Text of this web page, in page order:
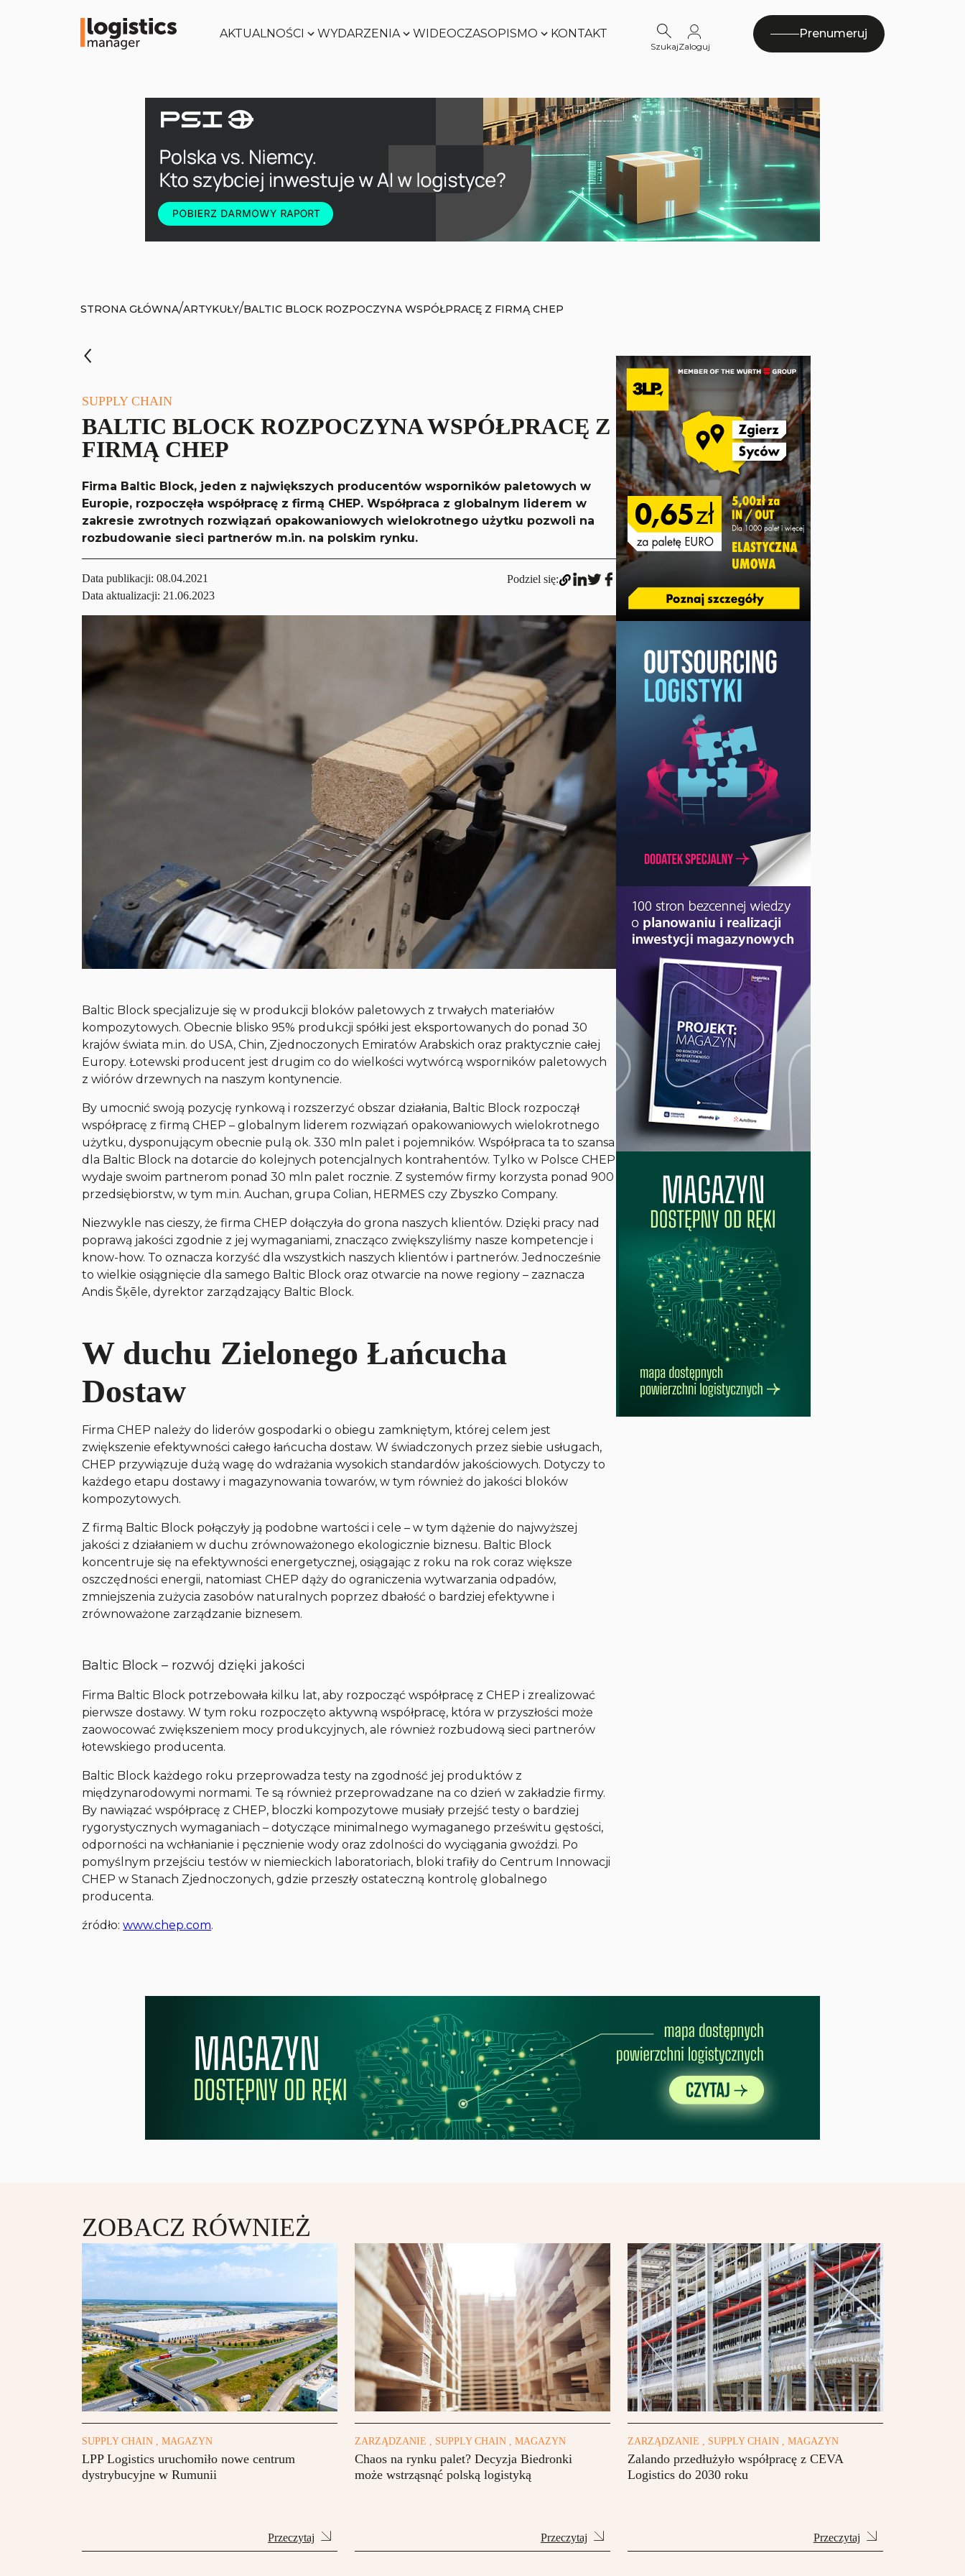
AKTUALNOŚCI WYDARZENIA
Zobacz
WIDEOCZASOPISMO
Zobacz
KONTAKT
SzukajZaloguj
Prenumeruj
Zobacz
STRONA GŁÓWNA/ARTYKUŁY/BALTIC BLOCK ROZPOCZYNA WSPÓŁPRACĘ Z FIRMĄ CHEP
SUPPLY CHAIN
BALTIC BLOCK ROZPOCZYNA WSPÓŁPRACĘ Z
FIRMĄ CHEP
Firma Baltic Block, jeden z największych producentów wsporników paletowych w
Europie, rozpoczęła współpracę z firmą CHEP. Współpraca z globalnym liderem w
zakresie zwrotnych rozwiązań opakowaniowych wielokrotnego użytku pozwoli na
rozbudowanie sieci partnerów m.in. na polskim rynku.
Data publikacji:08.04.2021
Data aktualizacji: 21.06.2023
Podziel się:
Baltic Block specjalizuje się w produkcji bloków paletowych z trwałych materiałów
kompozytowych. Obecnie blisko 95% produkcji spółki jest eksportowanych do ponad 30
krajów świata m.in. do USA, Chin, Zjednoczonych Emiratów Arabskich oraz praktycznie całej
Europy. Łotewski producent jest drugim co do wielkości wytwórcą wsporników paletowych
z wiórów drzewnych na naszym kontynencie.
By umocnić swoją pozycję rynkową i rozszerzyć obszar działania, Baltic Block rozpoczął
współpracę z firmą CHEP – globalnym liderem rozwiązań opakowaniowych wielokrotnego
użytku, dysponującym obecnie pulą ok. 330 mln palet i pojemników. Współpraca ta to szansa
dla Baltic Block na dotarcie do kolejnych potencjalnych kontrahentów. Tylko w Polsce CHEP
wydaje swoim partnerom ponad 30 mln palet rocznie. Z systemów firmy korzysta ponad 900
przedsiębiorstw, w tym m.in. Auchan, grupa Colian, HERMES czy Zbyszko Company.
Niezwykle nas cieszy, że firma CHEP dołączyła do grona naszych klientów. Dzięki pracy nad
poprawą jakości zgodnie z jej wymaganiami, znacząco zwiększyliśmy nasze kompetencje i
know-how. To oznacza korzyść dla wszystkich naszych klientów i partnerów. Jednocześnie
to wielkie osiągnięcie dla samego Baltic Block oraz otwarcie na nowe regiony – zaznacza
Andis Šķēle, dyrektor zarządzający Baltic Block.
W duchu Zielonego Łańcucha
Dostaw
Firma CHEP należy do liderów gospodarki o obiegu zamkniętym, której celem jest
zwiększenie efektywności całego łańcucha dostaw. W świadczonych przez siebie usługach,
CHEP przywiązuje dużą wagę do wdrażania wysokich standardów jakościowych. Dotyczy to
każdego etapu dostawy i magazynowania towarów, w tym również do jakości bloków
kompozytowych.
Z firmą Baltic Block połączyły ją podobne wartości i cele – w tym dążenie do najwyższej
jakości z działaniem w duchu zrównoważonego ekologicznie biznesu. Baltic Block
koncentruje się na efektywności energetycznej, osiągając z roku na rok coraz większe
oszczędności energii, natomiast CHEP dąży do ograniczenia wytwarzania odpadów,
zmniejszenia zużycia zasobów naturalnych poprzez dbałość o bardziej efektywne i
zrównoważone zarządzanie biznesem.
Baltic Block – rozwój dzięki jakości
Firma Baltic Block potrzebowała kilku lat, aby rozpocząć współpracę z CHEP i zrealizować
pierwsze dostawy. W tym roku rozpoczęto aktywną współpracę, która w przyszłości może
zaowocować zwiększeniem mocy produkcyjnych, ale również rozbudową sieci partnerów
łotewskiego producenta.
Baltic Block każdego roku przeprowadza testy na zgodność jej produktów z
międzynarodowymi normami. Te są również przeprowadzane na co dzień w zakładzie firmy.
By nawiązać współpracę z CHEP, bloczki kompozytowe musiały przejść testy o bardziej
rygorystycznych wymaganiach – dotyczące minimalnego wymaganego prześwitu gęstości,
odporności na wchłanianie i pęcznienie wody oraz zdolności do wyciągania gwoździ. Po
pomyślnym przejściu testów w niemieckich laboratoriach, bloki trafiły do Centrum Innowacji
CHEP w Stanach Zjednoczonych, gdzie przeszły ostateczną kontrolę globalnego
producenta.
źródło:www.chep.com.
ZOBACZ RÓWNIEŻ
SUPPLY CHAIN , MAGAZYN
LPP Logistics uruchomiło nowe centrum
dystrybucyjne w Rumunii
Przeczytaj
ZARZĄDZANIE , SUPPLY CHAIN , MAGAZYN
Chaos na rynku palet? Decyzja Biedronki
może wstrząsnąć polską logistyką
Przeczytaj
ZARZĄDZANIE , SUPPLY CHAIN , MAGAZYN
Zalando przedłużyło współpracę z CEVA
Logistics do 2030 roku
Przeczytaj